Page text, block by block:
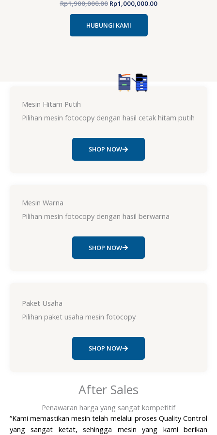
Rp1,900,000.00 Rp1,000,000.00
HUBUNGI KAMI
Mesin Hitam Putih
Pilihan mesin fotocopy dengan hasil cetak hitam putih
SHOP NOW
Mesin Warna
Pilihan mesin fotocopy dengan hasil berwarna
SHOP NOW
Paket Usaha
Pilihan paket usaha mesin fotocopy
SHOP NOW
After Sales
Penawaran harga yang sangat kompetitif
“Kami memastikan mesin telah melalui proses Quality Control
yang sangat ketat, sehingga mesin yang kami berikan